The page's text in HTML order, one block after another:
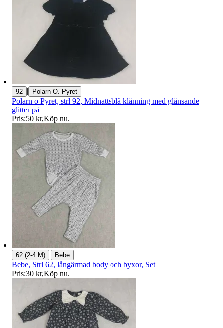
92 | Polarn O. Pyret
Polarn o Pyret, strl 92, Midnattsblå klänning med glänsande
glitter på
Pris:50 kr,Köp nu.
62 (2-4 M) | Bebe
Bebe, Strl 62, långärmad body och byxor, Set
Pris:30 kr,Köp nu.